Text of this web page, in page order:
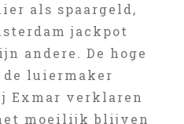
als spaargeld,
jackpot
andere. De hoge
luiermaker
Exmar verklaren
moeilijk blijven